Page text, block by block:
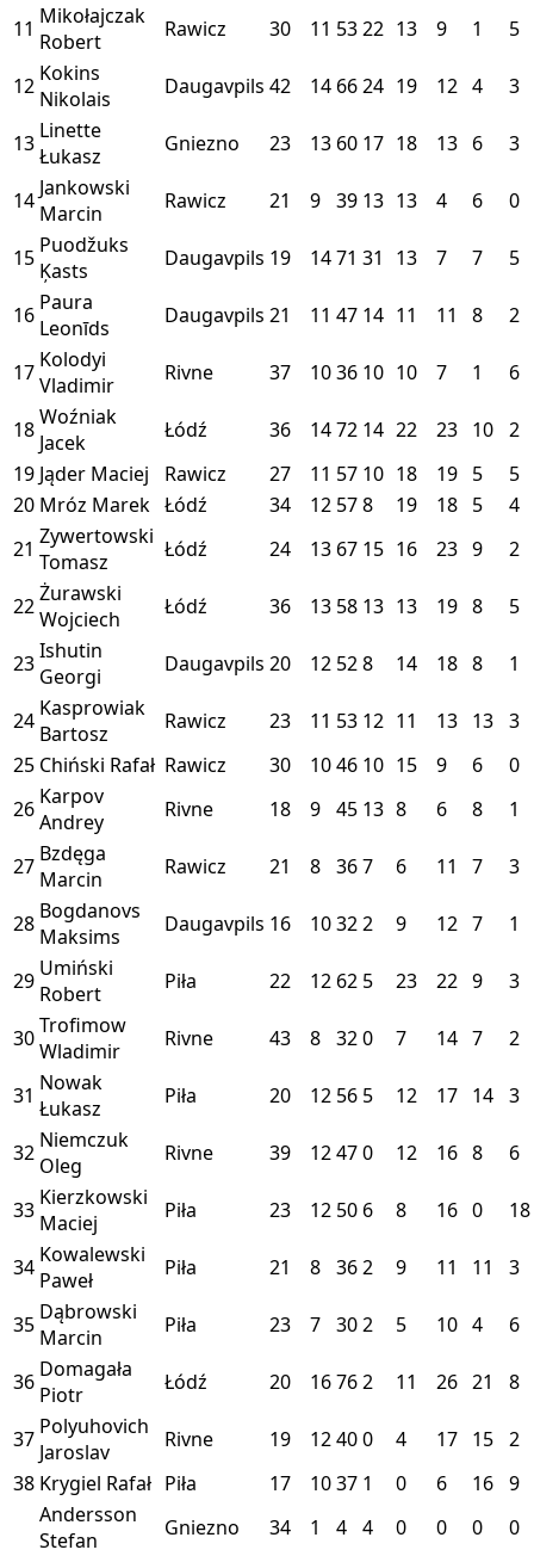
11 Mikołajczak
Robert
Rawicz 30 11 5322 13 9 1 5
12 Kokins
Nikolais
Daugavpils 42 14 6624 19 12 4 3
13 Linette
Łukasz
Gniezno 23 13 60 17 18 13 6 3
14 Jankowski
Marcin
Rawicz 21 9 39 13 13 4 6 0
15 Puodžuks
Ķasts
Daugavpils 19 1471 31 13 7 7 5
16 Paura
Leonīds
Daugavpils 21 11 47 14 11 11 8 2
17 Kolodyi
Vladimir
Rivne 37 1036 10 10 7 1 6
18Woźniak
Jacek
Łódź 36 1472 14 22 23 10 2
19 Jąder Maciej Rawicz 27 11 57 10 18 19 5
5
20 Mróz Marek Łódź 34 12 578 19 18 5
4
21 Zywertowski
Tomasz
Łódź 24 13 67 15 16 23 9 2
22Żurawski
Wojciech
Łódź 36 13 58 13 13 19 8 5
23Ishutin
Georgi
Daugavpils 20 12 528 14 18 8 1
24 Kasprowiak
Bartosz
Rawicz 23 11 53 12 11 13 13 3
25 Chiński Rafał Rawicz 30 1046 10 15 9 6
0
26 Karpov
Andrey
Rivne 18 9 45 13 8 6 8 1
27 Bzdęga
Marcin
Rawicz 21 8 367 6 11 7 3
28 Bogdanovs
Maksims
Daugavpils 16 10322 9 12 7 1
29 Umiński
Robert
Piła 22 12 62 5 23 22 9 3
30Trofimow
Wladimir
Rivne 43 8 320 7 14 7 2
31 Nowak
Łukasz
Piła 20 12 56 5 12 17 14 3
32 Niemczuk
Oleg
Rivne 39 12470 12 16 8 6
33 Kierzkowski
Maciej
Piła 23 12 50 6 8 16 0 18
34 Kowalewski
Paweł
Piła 21 8 362 9 11 11 3
35 Dąbrowski
Marcin
Piła 23 7 302 5 10 4 6
36 Domagała
Piotr
Łódź 20 16762 11 26 21 8
37 Polyuhovich
Jaroslav
Rivne 19 12400 4 17 15 2
38 Krygiel Rafał Piła 17 1037 1 0 6 16 9
Andersson
Stefan
Gniezno 34 1 4 4 0 0 0
0